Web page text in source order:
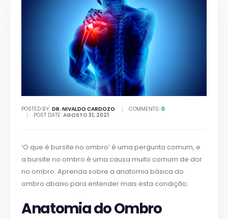
POSTED BY:DR. NIVALDO CARDOZO COMMENTS: 0
POST DATE: AGOSTO 31, 2021
‘O que é bursite no ombro’ é uma pergunta comum, e
a bursite no ombro é uma causa muito comum de dor
no ombro. Aprenda sobre a anatomia básica do
ombro abaixo para entender mais esta condição:
Anatomia do Ombro